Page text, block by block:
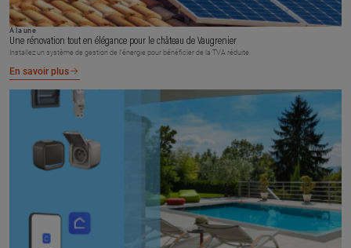
À la une
Une rénovation tout en élégance pour le château de Vaugrenier
Installez un système de gestion de l’énergie pour bénéficier de la TVA réduite.
En savoir plus